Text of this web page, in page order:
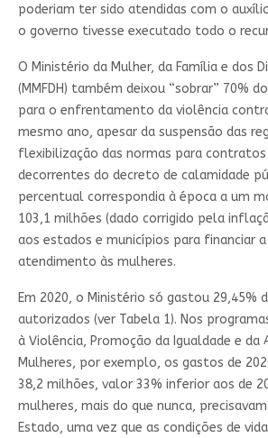
poderiam ter sido atendidas com o
o governo tivesse executado todo o
O Ministério da Mulher, da Família e dos
(MMFDH) também deixou “sobrar” 70%
para o enfrentamento da violência
mesmo ano, apesar da suspensão das
flexibilização das normas para
decorrentes do decreto de calamidade
percentual correspondia à época a um
103,1 milhões (dado corrigido pela
aos estados e municípios para financiar a
atendimento às mulheres.
Em 2020, o Ministério só gastou 29,45%
autorizados (ver Tabela 1). Nos
à Violência, Promoção da Igualdade e da
Mulheres, por exemplo, os gastos de
38,2 milhões, valor 33% inferior aos de
mulheres, mais do que nunca,
Estado, uma vez que as condições de